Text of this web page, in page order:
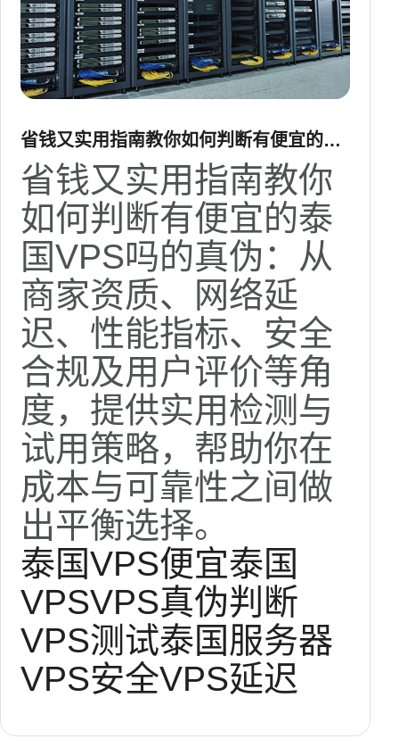
省钱又实用指南教你如何判断有便宜的泰
国vps吗的真伪
省钱又实用指南教你
如何判断有便宜的泰
国VPS吗的真伪：从
商家资质、网络延
迟、性能指标、安全
合规及用户评价等角
度，提供实用检测与
试用策略，帮助你在
成本与可靠性之间做
出平衡选择。
泰国VPS便宜泰国
VPSVPS真伪判断
VPS测试泰国服务器
VPS安全VPS延迟